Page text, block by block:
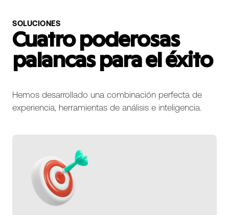
SOLUCIONES
Cuatro poderosas
palancas para el éxito
Hemos desarrollado una combinación perfecta de
experiencia, herramientas de análisis e inteligencia.